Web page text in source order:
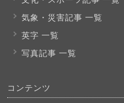
気象・災害記事 一覧
英字 一覧
写真記事 一覧
コンテンツ